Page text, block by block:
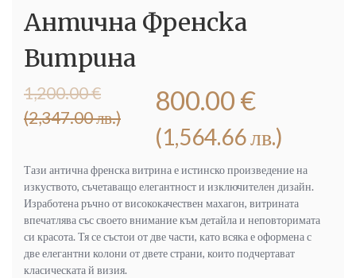
Антична Френска
Витрина
1,200.00€
(2,347.00 лв.)
Original
price
was:
лв.).
800.00 €
(1,564.66 лв.)
Текущата
цена
е:
лв.).
Тази антична френска витрина е истинско произведение на
изкуството, съчетаващо елегантност и изключителен дизайн.
Изработена ръчно от висококачествен махагон, витрината
впечатлява със своето внимание към детайла и неповторимата
си красота. Тя се състои от две части, като всяка е оформена с
две елегантни колони от двете страни, които подчертават
класическата й визия.